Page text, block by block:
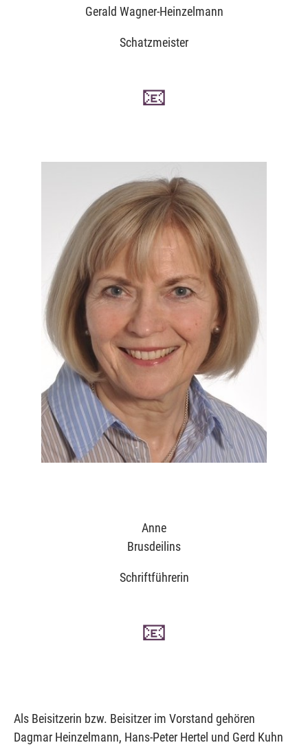
Gerald Wagner-Heinzelmann
Schatzmeister
📧
Anne
Brusdeilins
Schriftführerin
📧
Als Beisitzerin bzw. Beisitzer im Vorstand gehören
Dagmar Heinzelmann, Hans-Peter Hertel und Gerd Kuhn